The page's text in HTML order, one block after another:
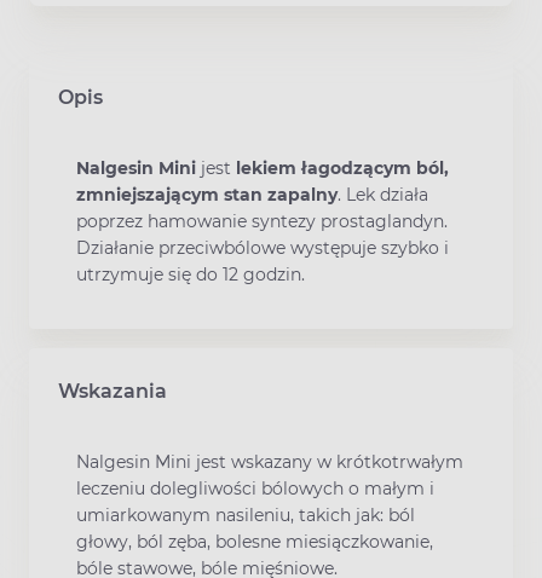
Opis
Nalgesin Mini jest lekiem łagodzącym ból,
zmniejszającym stan zapalny. Lek działa
poprzez hamowanie syntezy prostaglandyn.
Działanie przeciwbólowe występuje szybko i
utrzymuje się do 12 godzin.
Wskazania
Nalgesin Mini jest wskazany w krótkotrwałym
leczeniu dolegliwości bólowych o małym i
umiarkowanym nasileniu, takich jak: ból
głowy, ból zęba, bolesne miesiączkowanie,
bóle stawowe, bóle mięśniowe.